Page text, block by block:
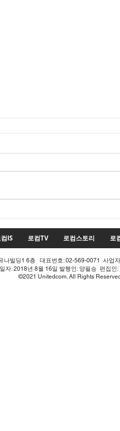
개헌', 의장 실언 한 방에 완전
침몰!
IS 로컴TV 로컴스토리 로
나빌딩1 6층 대표번호: 02-569-0071 사업
자: 2018년 8월 16일 발행인: 양필승 편집인
©2021 Unitedcom. All Rights